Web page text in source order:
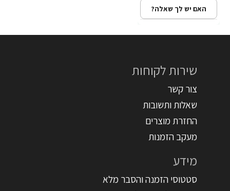
האם יש לך שאלה?
שירות לקוחות
צור קשר
שאלות ותשובות
החזרת מוצרים
מעקב הזמנות
מידע
סטטוסי הזמנה והסבר מלא